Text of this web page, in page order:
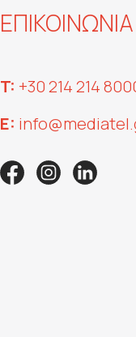
ΕΠΙΚΟΙΝΩΝΙΑ
T: +30 214 214
E: